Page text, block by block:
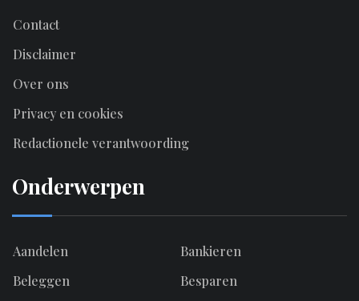
Contact
Disclaimer
Over ons
Privacy en cookies
Redactionele verantwoording
Onderwerpen
Aandelen
Bankieren
Beleggen
Besparen